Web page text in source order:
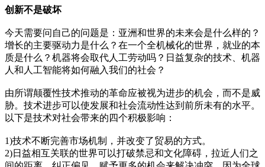
创新不是破坏
今天需要问自己的问题是：亚洲和世界的未来会是什么样的？
增长的主要驱动力是什么？在一个全机械化的世界，就业的本
质是什么？机器将会取代人工劳动吗？日益复杂的技术、机器
人和人工智能将如何融入我们的社会？
由所谓颠覆性技术推动的革命应被视为进步的机会，而不是威
胁。技术进步可以使发展和社会流动性达到前所未有的水平。
以下是技术对社会带来的四个积极影响：
1)技术不断完善市场机制，并改变了贸易的方式。
2)日益相互关联的世界可以打破禁忌和文化障碍，拉近人们之